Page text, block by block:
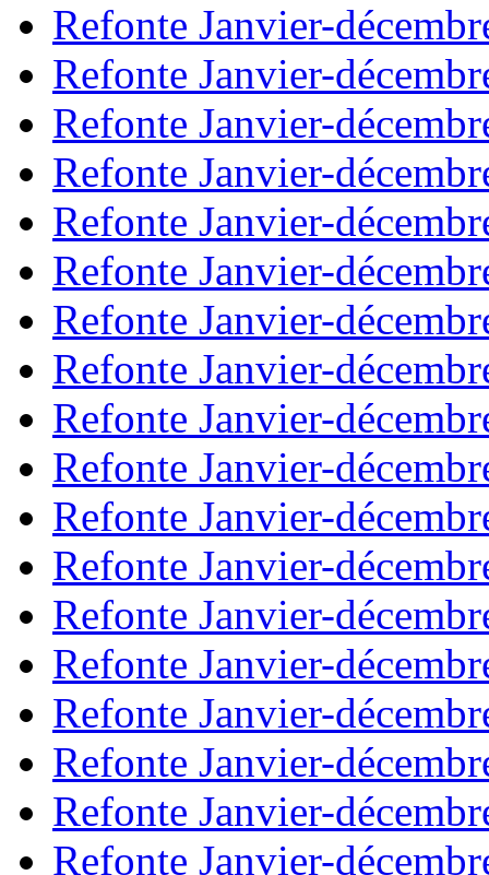
Refonte Janvier-
Refonte Janvier-
Refonte Janvier-
Refonte Janvier-
Refonte Janvier-
Refonte Janvier-
Refonte Janvier-
Refonte Janvier-
Refonte Janvier-
Refonte Janvier-
Refonte Janvier-
Refonte Janvier-
Refonte Janvier-
Refonte Janvier-
Refonte Janvier-
Refonte Janvier-
Refonte Janvier-
Refonte Janvier-